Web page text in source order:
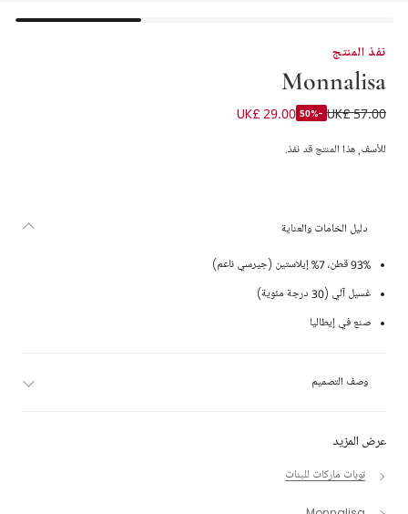
نفذ المنتج
Monnalisa
تيشيرت قطن بطبعة ورود لون زهري للبنات
UK£ 57.00
-50%
UK£ 29.00
للأسف, هذا المنتج قد نفذ.
عرض المزيد
توبات ماركات للبنات
دليل الخامات والعناية
93% قطن، 7% إيلاستين (جيرسي ناعم)
غسيل آلي (30 درجة مئوية)
صنع في إيطاليا
وصف التصميم